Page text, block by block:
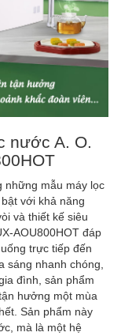
nước A. O.
những mẫu máy lọc
với khả năng
và thiết kế siêu
AOU800HOT đáp
trực tiếp đến
sáng nhanh chóng,
đình, sản phẩm
hưởng một mùa
Sản phẩm này
mà là một hệ